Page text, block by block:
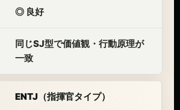
◎ 良好
同じSJ型で価値観・行動原理が
一致
ENTJ（指揮官タイプ）